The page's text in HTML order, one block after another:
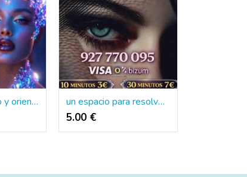
tarot economico y orientacion alizada un espacio para resolver tus inquietudes
5.00 €